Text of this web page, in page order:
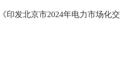
发北京市2024年电力市场化